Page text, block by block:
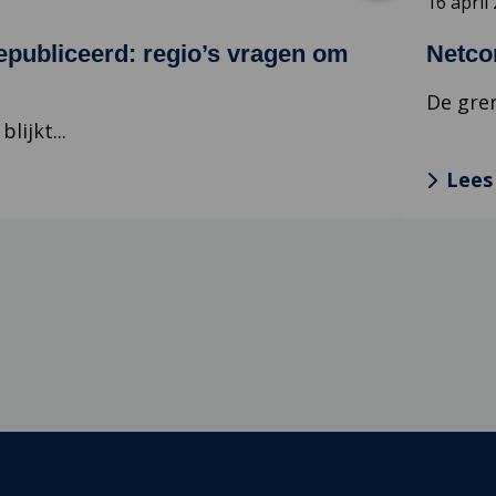
regio’s vragen om
blijkt...
De